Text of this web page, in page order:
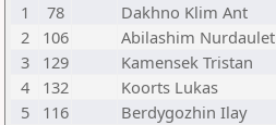
1
78 Dakhno Klim Ant
2
106 Abilashim Nurdaulet
3
129 Kamensek Tristan
4
132 Koorts Lukas
5
116 Berdygozhin Ilay